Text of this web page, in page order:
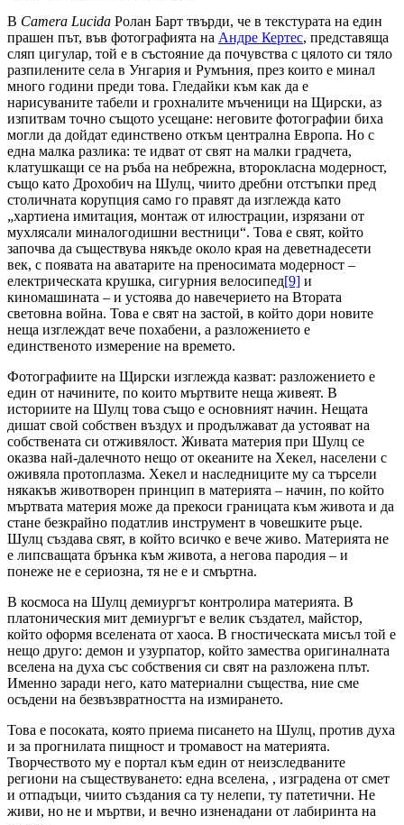
В Camera Lucida Ролан Барт твърди, че в текстурата на един
прашен път, във фотографията на Андре Кертес, представяща
сляп цигулар, той е в състояние да почувства с цялото си тяло
разпилените села в Унгария и Румъния, през които е минал
много години преди това. Гледайки към как да е
нарисуваните табели и грохналите мъченици на Щирски, аз
изпитвам точно същото усещане: неговите фотографии биха
могли да дойдат единствено откъм централна Европа. Но с
една малка разлика: те идват от свят на малки градчета,
клатушкащи се на ръба на небрежна, второкласна модерност,
също като Дрохобич на Шулц, чиито дребни отстъпки пред
столичната корупция само го правят да изглежда като
„хартиена имитация, монтаж от илюстрации, изрязани от
мухлясали миналогодишни вестници“. Това е свят, който
започва да съществува някъде около края на деветнадесети
век, с появата на аватарите на преносимата модерност –
електрическата крушка, сигурния велосипед[9] и
киномашината – и устоява до навечерието на Втората
световна война. Това е свят на застой, в който дори новите
неща изглеждат вече похабени, а разложението е
единственото измерение на времето.
Фотографиите на Щирски изглежда казват: разложението е
един от начините, по които мъртвите неща живеят. В
историите на Шулц това също е основният начин. Нещата
дишат свой собствен въздух и продължават да устояват на
собствената си отживялост. Живата материя при Шулц се
оказва най-далечното нещо от океаните на Хекел, населени с
оживяла протоплазма. Хекел и наследниците му са търсели
някакъв животворен принцип в материята – начин, по който
мъртвата материя може да прекоси границата към живота и да
стане безкрайно податлив инструмент в човешките ръце.
Шулц създава свят, в който всичко е вече живо. Материята не
е липсващата брънка към живота, а негова пародия – и
понеже не е сериозна, тя не е и смъртна.
В космоса на Шулц демиургът контролира материята. В
платоническия мит демиургът е велик създател, майстор,
който оформя вселената от хаоса. В гностическата мисъл той е
нещо друго: демон и узурпатор, който замества оригиналната
вселена на духа със собствения си свят на разложена плът.
Именно заради него, като материални същества, ние сме
осъдени на безвъзвратността на измирането.
Това е посоката, която приема писането на Шулц, против духа
и за прогнилата пищност и тромавост на материята.
Творчеството му е портал към един от неизследваните
региони на съществуването: една вселена, , изградена от смет
и отпадъци, чиито създания са ту нелепи, ту патетични. Не
живи, но не и мъртви, и вечно изненадани от лабиринта на